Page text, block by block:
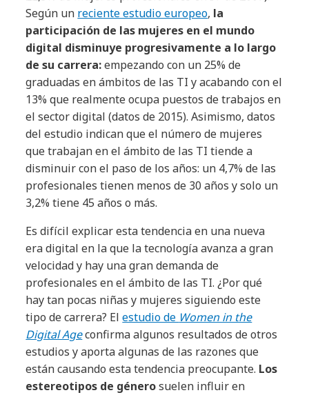
Según un reciente estudio europeo, la
participación de las mujeres en el mundo
digital disminuye progresivamente a lo largo
de su carrera:empezando con un 25% de
graduadas en ámbitos de las TI y acabando con el
13% que realmente ocupa puestos de trabajos en
el sector digital (datos de 2015). Asimismo, datos
del estudio indican que el número de mujeres
que trabajan en el ámbito de las TI tiende a
disminuir con el paso de los años: un 4,7% de las
profesionales tienen menos de 30 años y solo un
3,2% tiene 45 años o más.
Es difícil explicar esta tendencia en una nueva
era digital en la que la tecnología avanza a gran
velocidad y hay una gran demanda de
profesionales en el ámbito de las TI. ¿Por qué
hay tan pocas niñas y mujeres siguiendo este
tipo de carrera? Elestudio de Women in the
Digital Ageconfirma algunos resultados de otros
estudios y aporta algunas de las razones que
están causando esta tendencia preocupante. Los
estereotipos de génerosuelen influir en